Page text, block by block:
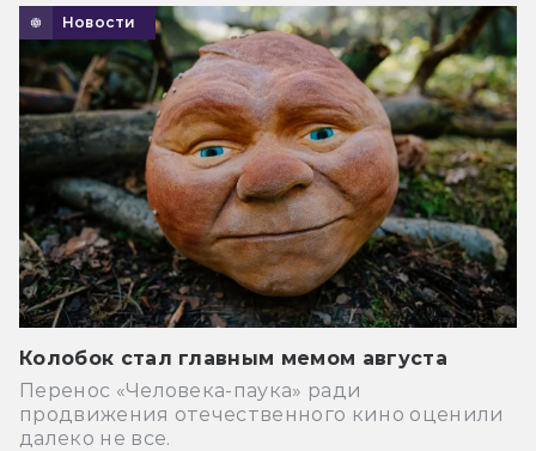
Новости
Колобок стал главным мемом августа
Перенос «Человека-паука» ради
продвижения отечественного кино оценили
далеко не все.